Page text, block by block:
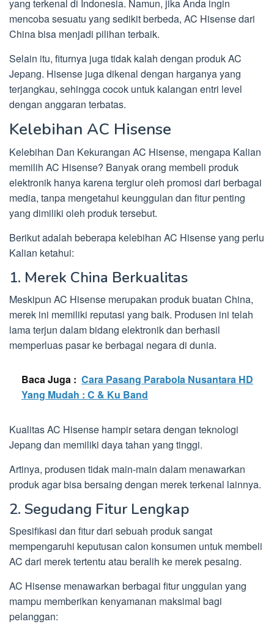
yang terkenal di Indonesia. Namun, jika Anda ingin
mencoba sesuatu yang sedikit berbeda, AC Hisense dari
China bisa menjadi pilihan terbaik.
Selain itu, fiturnya juga tidak kalah dengan produk AC
Jepang. Hisense juga dikenal dengan harganya yang
terjangkau, sehingga cocok untuk kalangan entri level
dengan anggaran terbatas.
Kelebihan AC Hisense
Kelebihan Dan Kekurangan AC Hisense, mengapa Kalian
memilih AC Hisense? Banyak orang membeli produk
elektronik hanya karena tergiur oleh promosi dari berbagai
media, tanpa mengetahui keunggulan dan fitur penting
yang dimiliki oleh produk tersebut.
Berikut adalah beberapa kelebihan AC Hisense yang perlu
Kalian ketahui:
1. Merek China Berkualitas
Meskipun AC Hisense merupakan produk buatan China,
merek ini memiliki reputasi yang baik. Produsen ini telah
lama terjun dalam bidang elektronik dan berhasil
memperluas pasar ke berbagai negara di dunia.
Baca Juga : Cara Pasang Parabola Nusantara HD
Yang Mudah : C & Ku Band
Kualitas AC Hisense hampir setara dengan teknologi
Jepang dan memiliki daya tahan yang tinggi.
Artinya, produsen tidak main-main dalam menawarkan
produk agar bisa bersaing dengan merek terkenal lainnya.
2. Segudang Fitur Lengkap
Spesifikasi dan fitur dari sebuah produk sangat
mempengaruhi keputusan calon konsumen untuk membeli
AC dari merek tertentu atau beralih ke merek pesaing.
AC Hisense menawarkan berbagai fitur unggulan yang
mampu memberikan kenyamanan maksimal bagi
pelanggan: